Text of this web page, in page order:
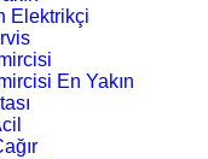
Elektrikçi
En Yakın